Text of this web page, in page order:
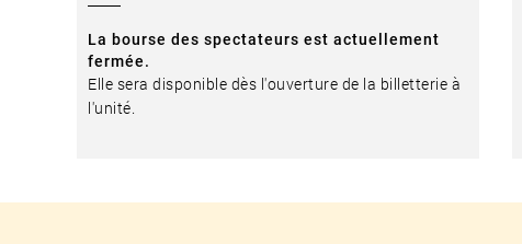
La bourse des spectateurs est actuellement
fermée.
Elle sera disponible dès l'ouverture de la billetterie à
l'unité.